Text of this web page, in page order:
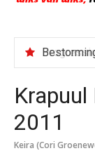
2011
Keira (Cori